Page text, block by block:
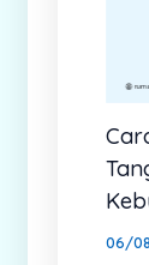
06/